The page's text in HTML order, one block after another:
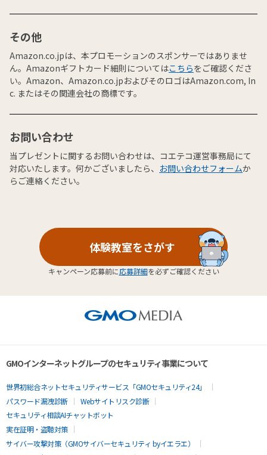
その他
Amazon.co.jpは、本プロモーションのスポンサーではありませ
ん。Amazonギフトカード細則についてはこちらをご確認くださ
い。Amazon、Amazon.co.jpおよびそのロゴはAmazon.com, In
c. またはその関連会社の商標です。
お問い合わせ
当プレゼントに関するお問い合わせは、コエテコ運営事務局にて
対応いたします。何かございましたら、 お問い合わせフォームか
らご連絡ください。
体験教室をさがす
キャンペーン応募前に応募詳細を必ずご確認ください
GMOインターネットグループのセキュリティ事業について
世界初総合ネットセキュリティサービス「GMOセキュリティ24」
パスワード漏洩診断
Webサイトリスク診断
セキュリティ相談AIチャットボット
実在証明・盗聴対策
サイバー攻撃対策（GMOサイバーセキュリティ byイエラエ）